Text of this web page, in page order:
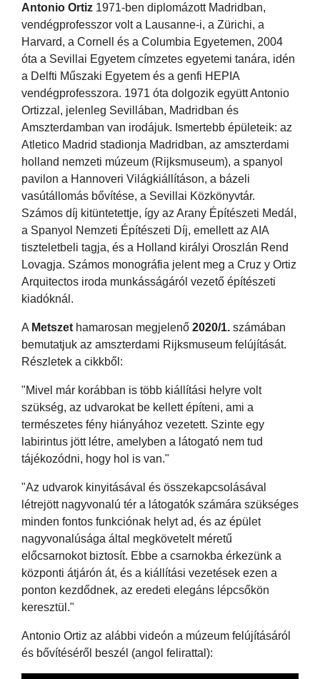
Antonio Ortiz 1971-ben diplomázott Madridban,
vendégprofesszor volt a Lausanne-i, a Zürichi, a
Harvard, a Cornell és a Columbia Egyetemen, 2004
óta a Sevillai Egyetem címzetes egyetemi tanára, idén
a Delfti Műszaki Egyetem és a genfi HEPIA
vendégprofesszora. 1971 óta dolgozik együtt Antonio
Ortizzal, jelenleg Sevillában, Madridban és
Amszterdamban van irodájuk. Ismertebb épületeik: az
Atletico Madrid stadionja Madridban, az amszterdami
holland nemzeti múzeum (Rijksmuseum), a spanyol
pavilon a Hannoveri Világkiállításon, a bázeli
vasútállomás bővítése, a Sevillai Közkönyvtár.
Számos díj kitüntetettje, így az Arany Építészeti Medál,
a Spanyol Nemzeti Építészeti Díj, emellett az AIA
tiszteletbeli tagja, és a Holland királyi Oroszlán Rend
Lovagja. Számos monográfia jelent meg a Cruz y Ortiz
Arquitectos iroda munkásságáról vezető építészeti
kiadóknál.
A Metszet hamarosan megjelenő 2020/1. számában
bemutatjuk az amszterdami Rijksmuseum felújítását.
Részletek a cikkből:
"Mivel már korábban is több kiállítási helyre volt
szükség, az udvarokat be kellett építeni, ami a
természetes fény hiányához vezetett. Szinte egy
labirintus jött létre, amelyben a látogató nem tud
tájékozódni, hogy hol is van."
"Az udvarok kinyitásával és összekapcsolásával
létrejött nagyvonalú tér a látogatók számára szükséges
minden fontos funkciónak helyt ad, és az épület
nagyvonalúsága által megkövetelt méretű
előcsarnokot biztosít. Ebbe a csarnokba érkezünk a
központi átjárón át, és a kiállítási vezetések ezen a
ponton kezdődnek, az eredeti elegáns lépcsőkön
keresztül."
Antonio Ortiz az alábbi videón a múzeum felújításáról
és bővítéséről beszél (angol felirattal):